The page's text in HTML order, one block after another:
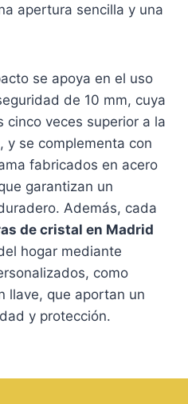
apertura sencilla y una
se apoya en el uso
de 10 mm, cuya
cinco veces superior a la
y se complementa con
fabricados en acero
garantizan un
Además, cada
de cristal en Madrid
hogar mediante
como
llave, que aportan un
y protección.